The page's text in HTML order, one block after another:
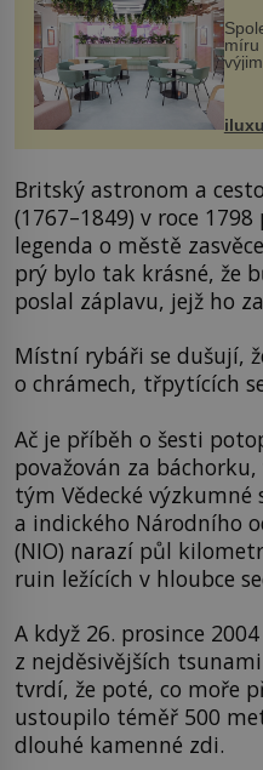
míru
Britský astronom a
(1767–1849) v roce 1798
legenda o městě
prý bylo tak krásné, že
poslal záplavu, jejž ho
Místní rybáři se dušují,
o chrámech, třpytících
Ač je příběh o šesti
považován za
tým Vědecké výzkumné
a indického Národního
(NIO) narazí půl
ruin ležících v hloubce
A když 26. prosince
z nejděsivějších
tvrdí, že poté, co moře
ustoupilo téměř 500
dlouhé kamenné zdi.